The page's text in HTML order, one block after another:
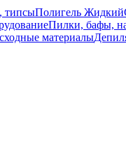
типсыПолигель Жидкий
Пилки, бафы,
материалы